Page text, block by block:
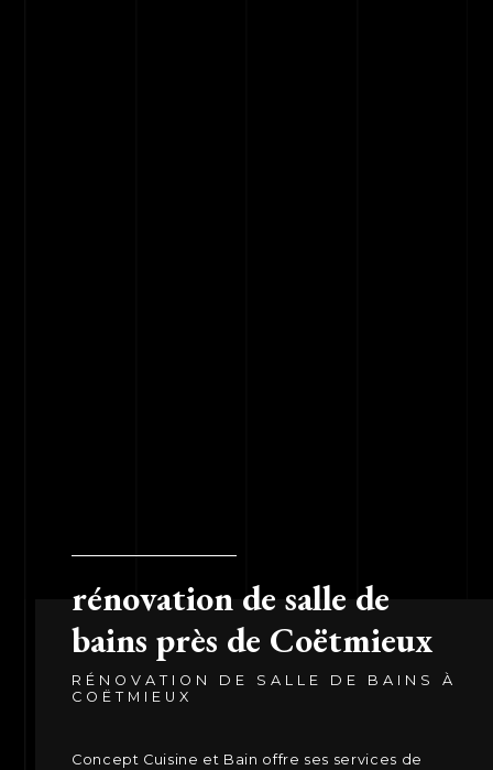
rénovation de salle de
bains près de Coëtmieux
RÉNOVATION DE SALLE DE BAINS À
COËTMIEUX
Concept Cuisine et Bain offre ses services de